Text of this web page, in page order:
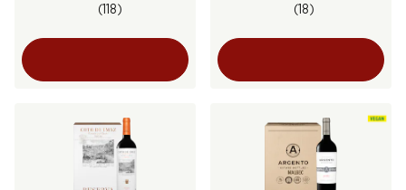
(118) (18)